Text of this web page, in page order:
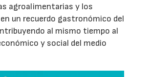
agroalimentarias y los
un recuerdo gastronómico del
al mismo tiempo al
y social del medio